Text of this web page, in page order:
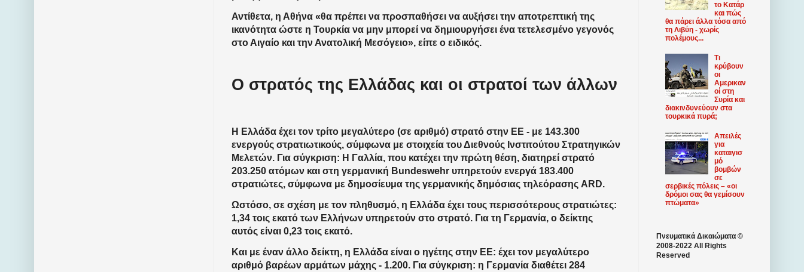
Αντίθετα, η Αθήνα «θα πρέπει να προσπαθήσει να αυξήσει την αποτρεπτική της
ικανότητα ώστε η Τουρκία να μην μπορεί να δημιουργήσει ένα τετελεσμένο γεγονός
στο Αιγαίο και την Ανατολική Μεσόγειο», είπε ο ειδικός.
Ο στρατός της Ελλάδας και οι στρατοί των άλλων
Η Ελλάδα έχει τον τρίτο μεγαλύτερο (σε αριθμό) στρατό στην ΕΕ - με 143.300
ενεργούς στρατιωτικούς, σύμφωνα με στοιχεία του Διεθνούς Ινστιτούτου Στρατηγικών
Μελετών. Για σύγκριση: Η Γαλλία, που κατέχει την πρώτη θέση, διατηρεί στρατό
203.250 ατόμων και στη γερμανική Bundeswehr υπηρετούν ενεργά 183.400
στρατιώτες, σύμφωνα με δημοσίευμα της γερμανικής δημόσιας τηλεόρασης ARD.
Ωστόσο, σε σχέση με τον πληθυσμό, η Ελλάδα έχει τους περισσότερους στρατιώτες:
1,34 τοις εκατό των Ελλήνων υπηρετούν στο στρατό. Για τη Γερμανία, ο δείκτης
αυτός είναι 0,23 τοις εκατό.
Και με έναν άλλο δείκτη, η Ελλάδα είναι ο ηγέτης στην ΕΕ: έχει τον μεγαλύτερο
αριθμό βαρέων αρμάτων μάχης - 1.200. Για σύγκριση: η Γερμανία διαθέτει 284
το Κατάρ
και πώς
θα πάρει άλλα τόσα από
τη Λιβύη - χωρίς
πολέμους...
Τι
κρύβουν
οι
Αμερικαν
οί στη
Συρία και
διακινδυνεύουν στα
τουρκικά πυρά;
Απειλές
για
καταιγισ
μό
βομβών
σε
σερβικές πόλεις – «οι
δρόμοι σας θα γεμίσουν
πτώματα»
Πνευματικά Δικαιώματα ©
2008-2022 All Rights
Reserved